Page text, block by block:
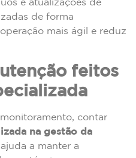
de forma
mais ágil e reduz
feitos
contar
na gestão da
ajuda a manter a